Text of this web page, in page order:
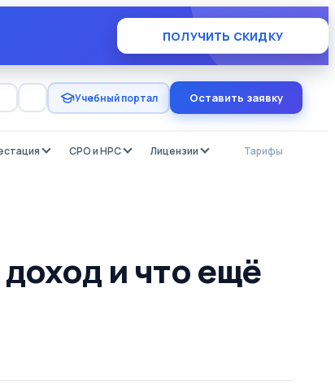
ПОЛУЧИТЬ СКИДКУ
Учебный портал Оставить заявку
СРО и НРС Лицензии Тарифы
и что ещё